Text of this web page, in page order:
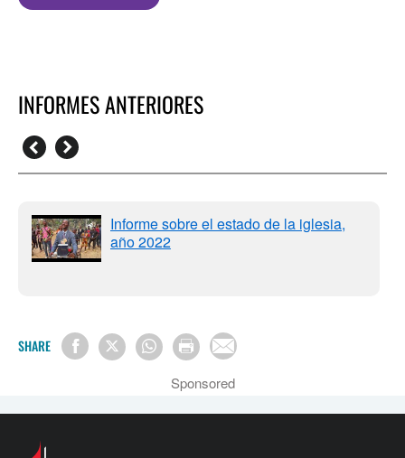
INFORMES ANTERIORES
Informe sobre el estado de la iglesia,
año 2022
SHARE
Sponsored